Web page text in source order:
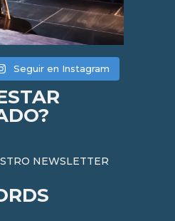
Seguir en Instagram
NEWSLETTER